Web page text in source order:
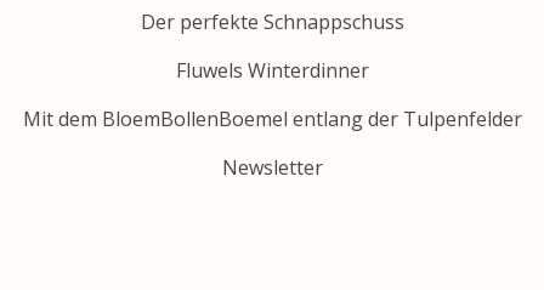
Der perfekte Schnappschuss
Fluwels Winterdinner
Mit dem BloemBollenBoemel entlang der Tulpenfelder
Newsletter